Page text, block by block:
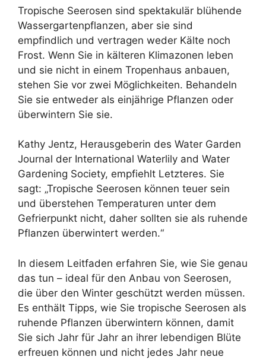
Tropische Seerosen sind spektakulär blühende
Wassergartenpflanzen, aber sie sind
empfindlich und vertragen weder Kälte noch
Frost. Wenn Sie in kälteren Klimazonen leben
und sie nicht in einem Tropenhaus anbauen,
stehen Sie vor zwei Möglichkeiten. Behandeln
Sie sie entweder als einjährige Pflanzen oder
überwintern Sie sie.
Kathy Jentz, Herausgeberin des Water Garden
Journal der International Waterlily and Water
Gardening Society, empfiehlt Letzteres. Sie
sagt: „Tropische Seerosen können teuer sein
und überstehen Temperaturen unter dem
Gefrierpunkt nicht, daher sollten sie als ruhende
Pflanzen überwintert werden.“
In diesem Leitfaden erfahren Sie, wie Sie genau
das tun – ideal für den Anbau von Seerosen,
die über den Winter geschützt werden müssen.
Es enthält Tipps, wie Sie tropische Seerosen als
ruhende Pflanzen überwintern können, damit
Sie sich Jahr für Jahr an ihrer lebendigen Blüte
erfreuen können und nicht jedes Jahr neue